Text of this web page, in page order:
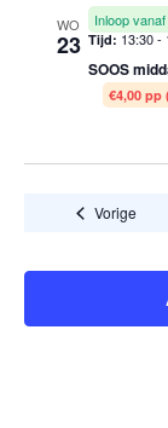
WO
23
Inloop
Tijd: 13:30-
SOOS
€4,00 pp
Vorige